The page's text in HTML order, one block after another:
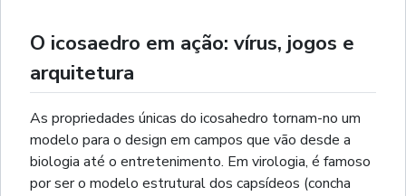
O icosaedro em ação: vírus, jogos e
arquitetura
As propriedades únicas do icosahedro tornam-no um
modelo para o design em campos que vão desde a
biologia até o entretenimento. Em virologia, é famoso
por ser o modelo estrutural dos capsídeos (concha